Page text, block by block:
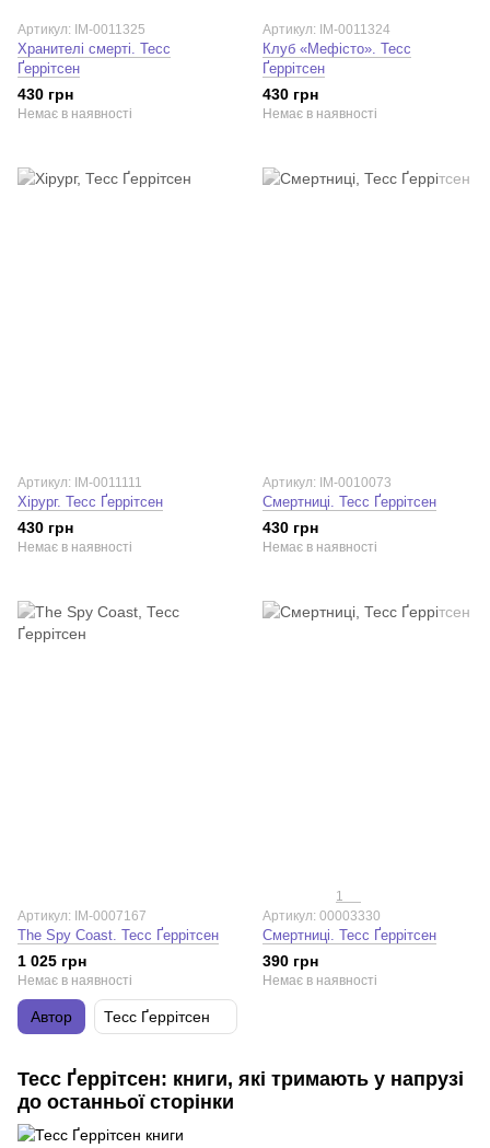
Тесс Ґеррітсен: книги, які тримають у напрузі
до останньої сторінки
Артикул: IM-0011325
Хранителі смерті. Тесс
Ґеррітсен
430 грн
Немає в наявності
Артикул: IM-0011324
Клуб «Мефісто». Тесс
Ґеррітсен
430 грн
Немає в наявності
Артикул: IM-0011111
Хірург. Тесс Ґеррітсен
430 грн
Немає в наявності
Артикул: IM-0010073
Смертниці. Тесс Ґеррітсен
430 грн
Немає в наявності
Артикул: IM-0007167
The Spy Coast. Тесс Ґеррітсен
1 025 грн
Немає в наявності
1
Артикул: 00003330
Смертниці. Тесс Ґеррітсен
390 грн
Немає в наявності
Автор Тесс Ґеррітсен